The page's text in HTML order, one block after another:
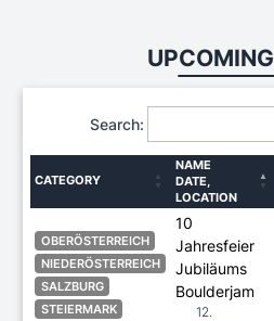
Search:
CATEGORY
NAME
DATE,
LOCATION
OBERÖSTERREICH
NIEDERÖSTERREICH
SALZBURG
STEIERMARK
10
Jahresfeier
Jubiläums
Boulderjam
12.